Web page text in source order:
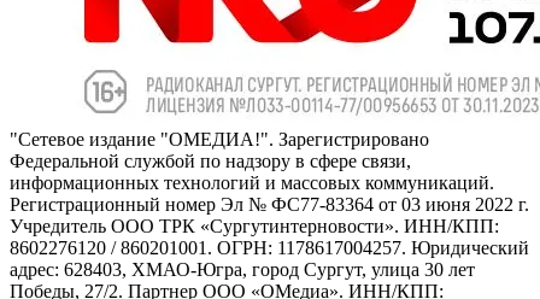
"Сетевое издание "ОМЕДИА!". Зарегистрировано
Федеральной службой по надзору в сфере связи,
информационных технологий и массовых коммуникаций.
Регистрационный номер Эл № ФС77-83364 от 03 июня 2022 г.
Учредитель ООО ТРК «Сургутинтерновости». ИНН/КПП:
8602276120 / 860201001. ОГРН: 1178617004257. Юридический
адрес: 628403, ХМАО-Югра, город Сургут, улица 30 лет
Победы, 27/2. Партнер ООО «ОМедиа». ИНН/КПП: